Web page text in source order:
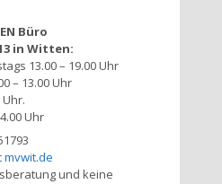
Büro
in Witten:
13.00 – 19.00 Uhr
– 13.00 Uhr
Uhr
mvwit.de
und keine